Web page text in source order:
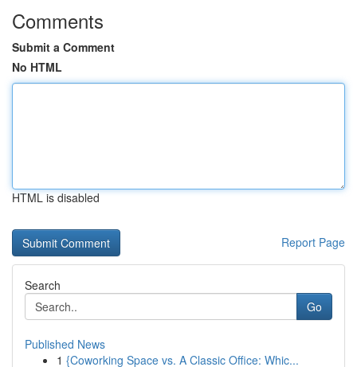
Comments
Submit a Comment
No HTML
HTML is disabled
Report Page
Search
Go
Published News
1 {Coworking Space vs. A Classic Office: Whic...